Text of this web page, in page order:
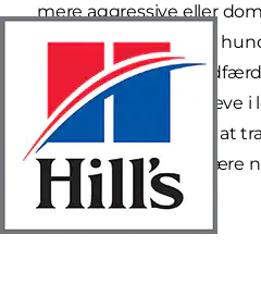
mere aggressive eller
mennesker og andre
kan udvikle denne
bort, hvis der er en tæve
selvom det er muligt at
det i nogle tilfælde være
hunden.